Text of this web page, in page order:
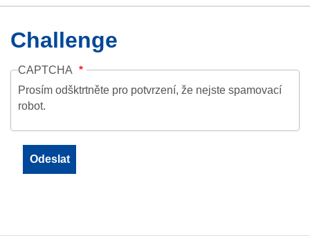
DomůKolekce
Prohlížení
Vyhledávání
O platformě
Nápověda
KontaktDigitalia
Challenge
CAPTCHA
Prosím odšktrtněte pro potvrzení, že nejste spamovací
robot.